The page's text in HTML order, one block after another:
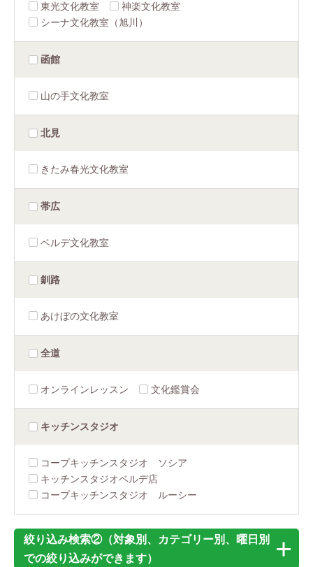
東光文化教室
神楽文化教室
シーナ文化教室（旭川）
函館
山の手文化教室
北見
きたみ春光文化教室
帯広
ベルデ文化教室
釧路
あけぼの文化教室
全道
オンラインレッスン 文化鑑賞会
キッチンスタジオ
コープキッチンスタジオ ソシア
キッチンスタジオベルデ店
コープキッチンスタジオ ルーシー
絞り込み検索②（対象別、カテゴリー別、曜日別
での絞り込みができます）